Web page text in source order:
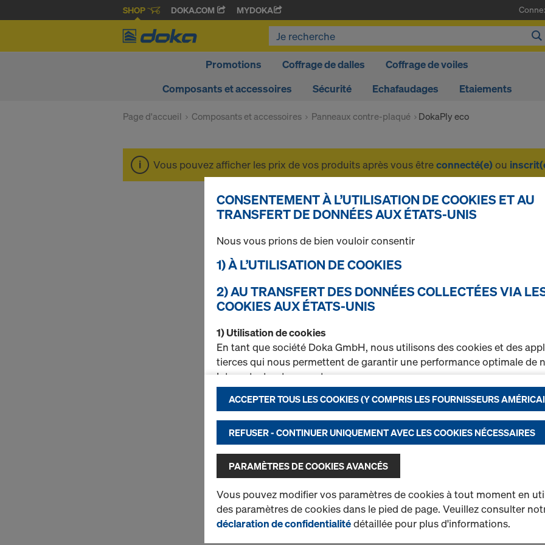
SHOP DOKA.COM MYDOKA
Promotions Coffrage de dalles
Coffrage de voiles
Composants et accessoires
Sécurité Echafaudages Etaiements
Page d'accueil Composants et accessoires Panneaux contre-plaqué DokaPly eco
Vous pouvez afficher les prix de vos produits après vous êtreconnecté(e)ou
DokaPly eco
1 produits trouvés
Peinture pour les
Peinture hydrofuge
chants de contreplaqués
les panneaux de coffrage.
Neuf
Quantité
1 produits trouvés Le plus recherché
CONSENTEMENT À L’UTILISATION DE COOKIES ET AU
TRANSFERT DE DONNÉES AUX ÉTATS-UNIS
Nous vous prions de bien vouloir consentir
1) À L’UTILISATION DE COOKIES
2) AU TRANSFERT DES DONNÉES COLLECTÉES VIA
COOKIES AUX ÉTATS-UNIS
1) Utilisation de cookies
En tant que société Doka GmbH, nous utilisons des cookies et des
tierces qui nous permettent de garantir une performance optimale de
Internet, et notamment
d’améliorer en permanence la fonctionnalité de notre site Internet
d’assurer un processus d’achat optimal lors de l’utilisation de la
Doka (fonctionnels et statistiques) ou
d’activer sur certaines plateformes une publicité ciblée adaptée à
d’utilisateur (marketing).
de protection des données. Vous avez également la possibilité de
cookies(paramétrages avancés des cookies).
ACCEPTER TOUS LES COOKIES (Y COMPRIS LES FOURNISSEURS
REFUSER - CONTINUER UNIQUEMENT AVEC LES COOKIES NÉCESSAIRES
PARAMÈTRES DE COOKIES AVANCÉS
Vous pouvez modifier vos paramètres de cookies à tout moment en
des paramètres de cookies dans le pied de page. Veuillez consulter
déclaration de confidentialitédétaillée pour plus d'informations.